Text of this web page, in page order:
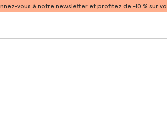
vous à notre newsletter et profitez de -10 % sur